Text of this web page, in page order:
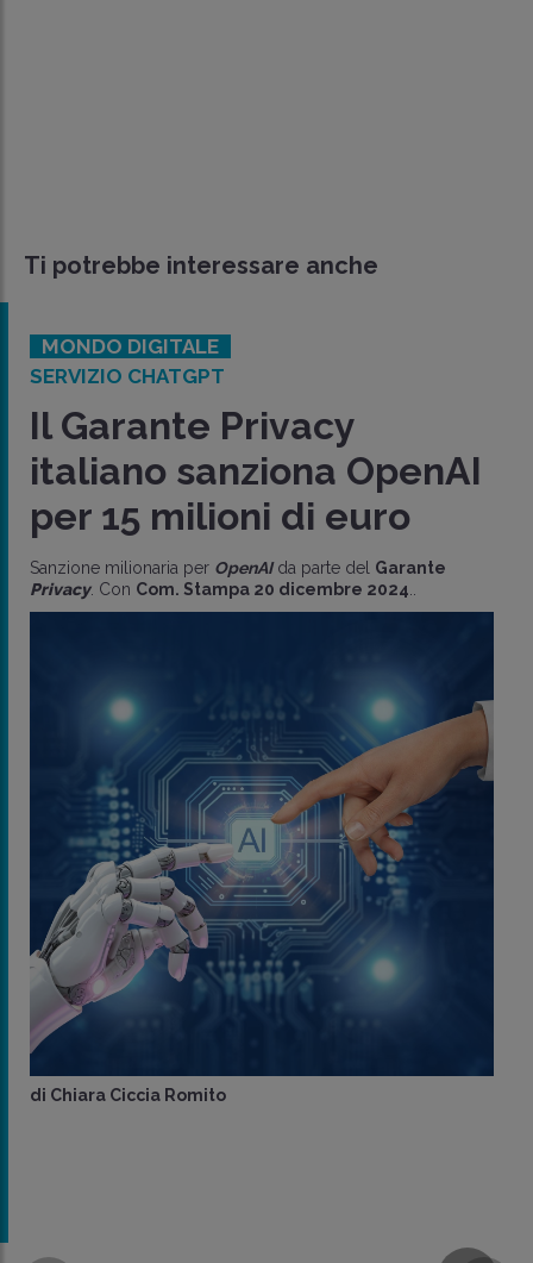
Ti potrebbe interessare anche
MONDO DIGITALE
SERVIZIO CHATGPT
Il Garante Privacy
italiano sanziona OpenAI
per 15 milioni di euro
Sanzione milionaria per OpenAIda parte del Garante
Privacy. Con Com. Stampa 20 dicembre 2024..
di Chiara Ciccia Romito